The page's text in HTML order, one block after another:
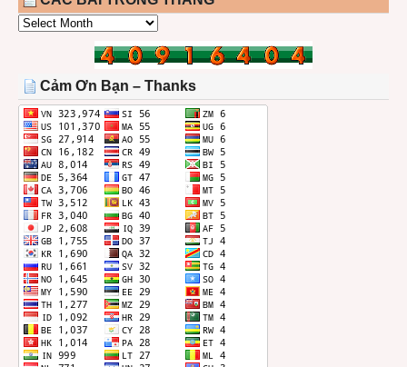
CÁC
THÁNG
Cảm Ơn Bạn – Thanks